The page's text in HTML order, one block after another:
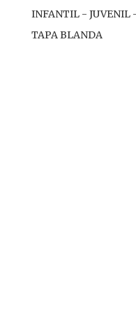
INFANTIL - JUVENIL
TAPA BLANDA